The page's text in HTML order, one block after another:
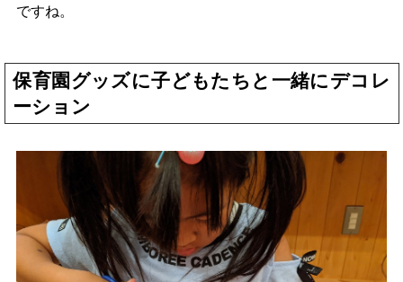
ですね。
保育園グッズに子どもたちと一緒にデコレ
ーション